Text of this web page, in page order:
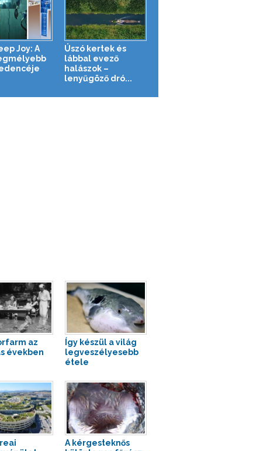
Joy: A
Úszó kertek és
lábbal evező
halászok –
lenyűgöző dró...
az
években
Így készül a világ
legveszélyesebb
étele
A kérgesteknős